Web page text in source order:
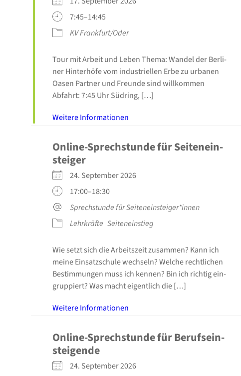
7:45–14:45
KV Frankfurt/Oder
Tour mit Arbeit und Leben The­ma: Wan­del der Ber­li­
ner Hin­ter­hö­fe vom indus­tri­el­len Erbe zu urba­nen
Oasen Part­ner und Freun­de sind will­kom­men
Abfahrt: 7:45 Uhr Süd­ring, […]
Wei­te­re Infor­ma­tio­nen
Online-Sprechstunde für Sei­ten­ein­
stei­ger
24. Sep­tem­ber 2026
17:00–18:30
Sprech­stun­de für Seiteneinsteiger*innen
Lehr­kräf­te Sei­ten­ein­stieg
Wie setzt sich die Arbeits­zeit zusam­men? Kann ich
mei­ne Ein­satz­schu­le wech­seln? Wel­che recht­li­chen
Bestim­mun­gen muss ich ken­nen? Bin ich rich­tig ein­
grup­piert? Was macht eigent­lich die […]
Wei­te­re Infor­ma­tio­nen
Online-Sprechstunde für Berufs­ein­
stei­gen­de
24. Sep­tem­ber 2026